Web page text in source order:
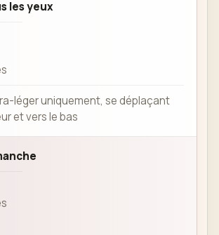
les yeux
léger uniquement, se déplaçant
et vers le bas